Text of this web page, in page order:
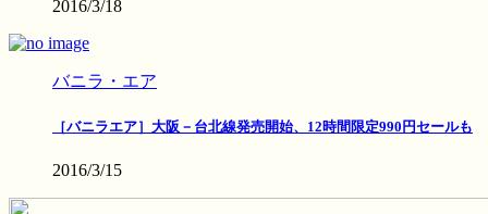
2016/3/18
バニラ・エア
［バニラエア］大阪－台北線発売開始、12時間限定990円セールも
2016/3/15